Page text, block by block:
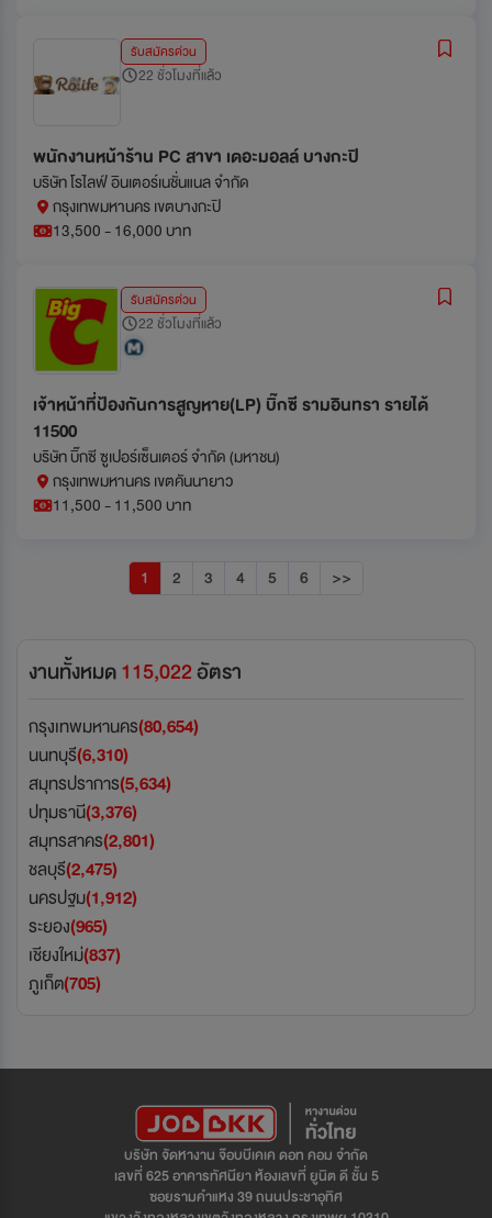
รับสมัครด่วน
22 ชั่วโมงที่แล้ว
พนักงานหน้าร้าน PC สาขา เดอะมอลล์ บางกะปิ
บริษัท โรไลฟ์ อินเตอร์เนชั่นแนล จำกัด
กรุงเทพมหานคร เขตบางกะปิ
13,500 - 16,000 บาท
รับสมัครด่วน
22 ชั่วโมงที่แล้ว
เจ้าหน้าที่ป้องกันการสูญหาย(LP) บิ๊กซี รามอินทรา รายได้
11500
บริษัท บิ๊กซี ซูเปอร์เซ็นเตอร์ จำกัด (มหาชน)
กรุงเทพมหานคร เขตคันนายาว
11,500 - 11,500 บาท
1 2 3 4 5 6 >>
งานทั้งหมด115,022อัตรา
กรุงเทพมหานคร(80,654)
นนทบุรี(6,310)
สมุทรปราการ(5,634)
ปทุมธานี(3,376)
สมุทรสาคร(2,801)
ชลบุรี(2,475)
นครปฐม(1,912)
ระยอง(965)
เชียงใหม่(837)
ภูเก็ต(705)
บริษัท จัดหางาน จ๊อบบีเคเค ดอท คอม จำกัด
เลขที่ 625 อาคารทัศนียา ห้องเลขที่ ยูนิต ดี ชั้น 5
ซอยรามคำแหง 39 ถนนประชาอุทิศ